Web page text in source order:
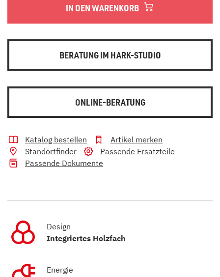
IN DEN WARENKORB
BERATUNG IM HARK-STUDIO
ONLINE-BERATUNG
Katalog bestellen
Artikel merken
Standortfinder
Passende Ersatzteile
Passende Dokumente
Design
Integriertes Holzfach
Energie